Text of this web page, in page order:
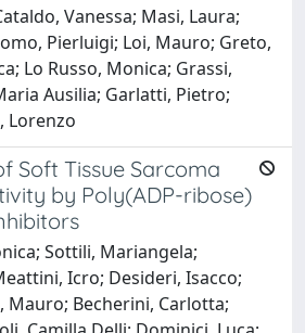
Vanessa; Masi, Laura;
Pierluigi; Loi, Mauro; Greto,
Lo Russo, Monica; Grassi,
Ausilia; Garlatti, Pietro;
Lorenzo
Soft Tissue Sarcoma
by Poly(ADP-ribose)
Sottili, Mariangela;
Icro; Desideri, Isacco;
Mauro; Becherini, Carlotta;